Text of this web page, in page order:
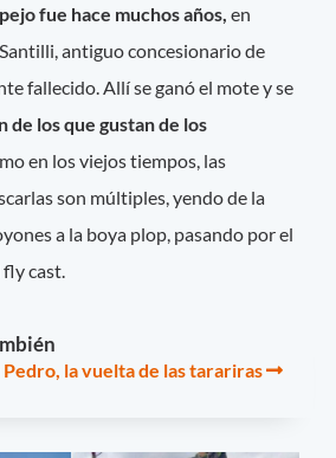
fue hace muchos años,en
antiguo concesionario de
fallecido. Allí se ganó el mote y se
de los que gustan de los
en los viejos tiempos, las
son múltiples, yendo de la
a la boya plop, pasando por el
cast.
Pedro, la vuelta de las tarariras